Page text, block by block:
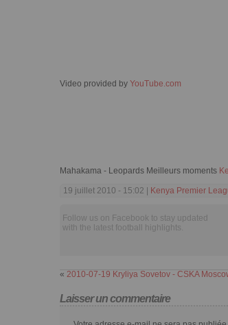
Video provided by YouTube.com
Mahakama - Leopards Meilleurs moments
19 juillet 2010 - 15:02 | Kenya Premier
Follow us on Facebook to stay updated
with the latest football highlights.
« 2010-07-19 Kryliya Sovetov - CSKA
Laisser un commentaire